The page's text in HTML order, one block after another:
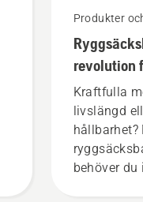
Produkter
revolution
Kraftfulla
livslängd
hållbarhet?
behöver du